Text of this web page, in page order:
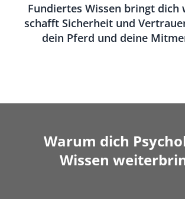
Fundiertes Wissen bringt dich
schafft Sicherheit und
dein Pferd und deine
Warum dich
Wissen